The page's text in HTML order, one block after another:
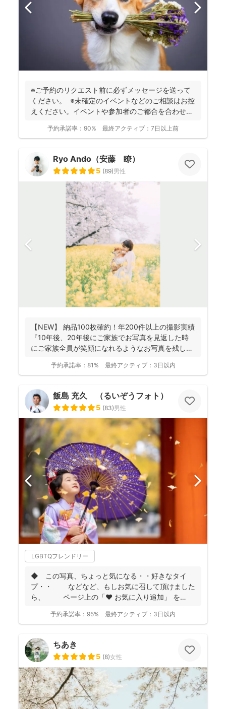
※ご予約のリクエスト前に必ずメッセージを送って
ください。 ※未確定のイベントなどのご相談はお控
えください。イベントや参加者のご都合を合わせた
予約承諾率： 90% 最終アクティブ： 7日以上前
Ryo Ando（安藤 瞭）
5 (89)男性
【NEW】 納品100枚確約！年200件以上の撮影実績
『10年後、20年後にご家族でお写真を見返した時
にご家族全員が笑顔になれるようなお写真を残し
予約承諾率： 81% 最終アクティブ： 3日以内
飯島 充久 （るいぞうフォト）
5 (83)男性
LGBTQフレンドリー
◆ この写真、ちょっと気になる・・好きなタイ
プ・・ などなど、もしお気に召して頂けました
ら、 ページ上の「❤ お気に入り追加」 を
予約承諾率： 95% 最終アクティブ： 3日以内
ちあき
5 (8)女性